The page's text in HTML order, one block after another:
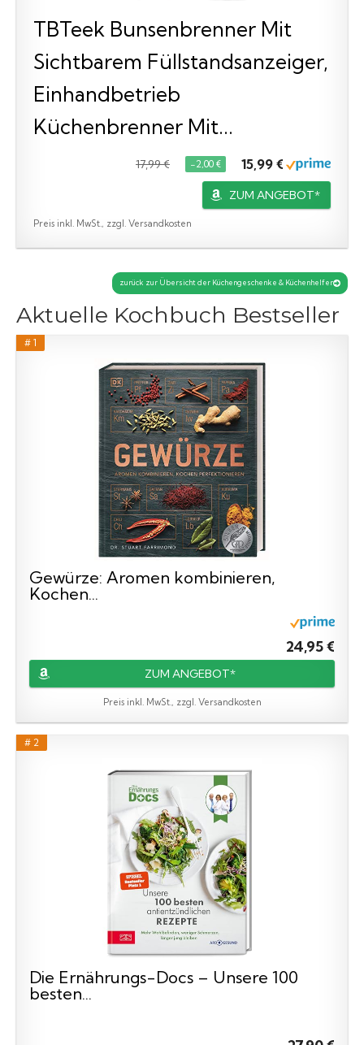
TBTeek Bunsenbrenner Mit
Sichtbarem Füllstandsanzeiger,
Einhandbetrieb
Küchenbrenner Mit...
17,99 € −2,00 € 15,99 €
ZUM ANGEBOT*
Preis inkl. MwSt., zzgl. Versandkosten
zurück zur Übersicht der Küchengeschenke & Küchenhelfer
Aktuelle Kochbuch Bestseller
# 1
Gewürze: Aromen kombinieren,
Kochen...
24,95 €
ZUM ANGEBOT*
Preis inkl. MwSt., zzgl. Versandkosten
# 2
Die Ernährungs-Docs – Unsere 100
besten...